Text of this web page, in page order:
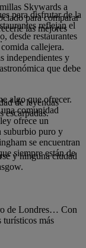
para disfrutar de la
reflejan el
desde restaurantes
callejera.
independientes y
que debe
algo que ofrecer.
comunidad
ofrece un
suburbio puro y
se encuentran
siempre están de
Skywards a
para comparar
las mejores
de leyendas
escarpadas.
y ninguna ciudad
de Londres… Con
turísticos más